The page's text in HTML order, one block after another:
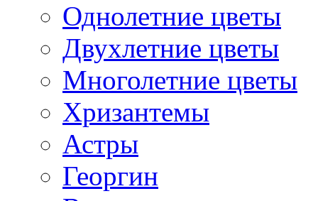
Однолетние цветы
Двухлетние цветы
Многолетние цветы
Хризантемы
Астры
Георгин